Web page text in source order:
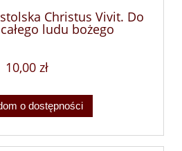
Christus Vivit. Do
ludu bożego
10,00 zł
o dostępności